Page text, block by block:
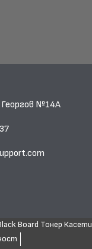
Георгов №14А
Board Тонер Касети